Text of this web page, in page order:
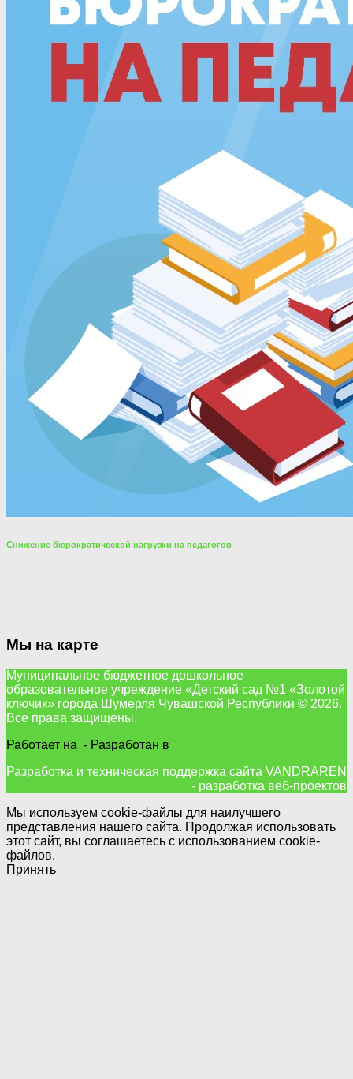
Снижение бюрократической нагрузки на педагогов
Мы на карте
Муниципальное бюджетное дошкольное
образовательное учреждение «Детский сад №1 «Золотой
ключик» города Шумерля Чувашской Республики © 2026.
Все права защищены.
Работает на - Разработан в
Разработка и техническая поддержка сайта VANDRAREN
- разработка веб-проектов
Мы используем cookie-файлы для наилучшего
представления нашего сайта. Продолжая использовать
этот сайт, вы соглашаетесь с использованием cookie-
файлов.
Принять